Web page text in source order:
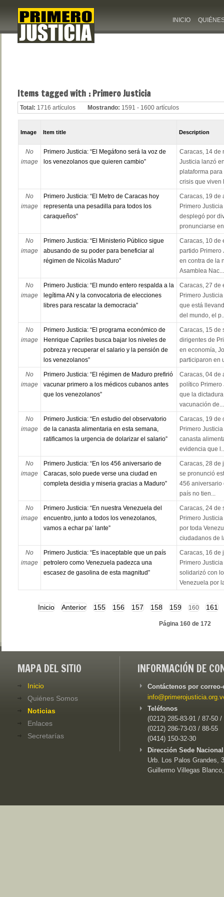
INICIO
Items tagged with : Primero Justicia
Total: 1716 artículos Mostrando: 1591 - 1600 artículos
Image Item title Description
No
image
Primero Justicia: “El Megáfono será la voz de
los venezolanos que quieren cambio”
Caracas, 14 de
Justicia lanzó
plataforma
crisis que viven
No
image
Primero Justicia: “El Metro de Caracas hoy
representa una pesadilla para todos los
caraqueños”
Caracas, 19 de
Primero
desplegó por
pronunciarse
No
image
Primero Justicia: “El Ministerio Público sigue
abusando de su poder para beneficiar al
régimen de Nicolás Maduro”
Caracas, 10 de
partido Primero
en contra de la
Asamblea Nac...
No
image
Primero Justicia: “El mundo entero respalda a la
legítima AN y la convocatoria de elecciones
libres para rescatar la democracia”
Caracas, 27 de
Primero
que está
del mundo, el
No
image
Primero Justicia: “El programa económico de
Henrique Capriles busca bajar los niveles de
pobreza y recuperar el salario y la pensión de
los venezolanos”
Caracas, 15 de
dirigentes de
en economía,
participaron en
No
image
Primero Justicia: “El régimen de Maduro prefirió
vacunar primero a los médicos cubanos antes
que los venezolanos”
Caracas, 04 de
político Primero
que la
vacunación de...
No
image
Primero Justicia: “En estudio del observatorio
de la canasta alimentaria en esta semana,
ratificamos la urgencia de dolarizar el salario”
Caracas, 19 de
Primero
canasta
evidencia que
No
image
Primero Justicia: “En los 456 aniversario de
Caracas, solo puede verse una ciudad en
completa desidia y miseria gracias a Maduro”
Caracas, 28 de
se pronunció
456 aniversario
país no tien...
No
image
Primero Justicia: “En nuestra Venezuela del
encuentro, junto a todos los venezolanos,
vamos a echar pa’ lante”
Caracas, 24 de
Primero
por toda
ciudadanos de
No
image
Primero Justicia: “Es inaceptable que un país
petrolero como Venezuela padezca una
escasez de gasolina de esta magnitud”
Caracas, 16 de
Primero
solidarizó con
Venezuela por
Inicio Anterior 155 156 157 158 159 160 161
Página 160 de 172
MAPA DEL SITIO
Inicio
Quiénes Somos
Noticias
Enlaces
Secretarías
INFORMACIÓN DE
Contáctenos por
Teléfonos
(0212) 285-83-91 / 87-50 /
(0212) 286-73-03 / 88-55
(0414) 150-32-30
Dirección Sede
Urb. Los Palos Grandes,
Guillermo Villegas